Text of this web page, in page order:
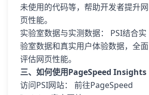
未使用的代码等，帮助开发者提升网
页性能。
实验室数据与实测数据： PSI结合实
验室数据和真实用户体验数据，全面
评估网页性能。
三、如何使用PageSpeed Insights
访问PSI网站： 前往PageSpeed